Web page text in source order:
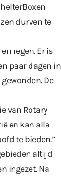
durven te
regen. Er is
paar dagen in
De
van Rotary
en kan alle
te bieden.”
altijd
ingezet. Na